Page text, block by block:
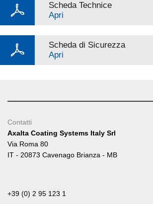
Scheda Technice
Apri
Scheda di Sicurezza
Apri
Contatti
Axalta Coating Systems Italy Srl
Via Roma 80
IT - 20873 Cavenago Brianza - MB
+39 (0) 2 95 123 1